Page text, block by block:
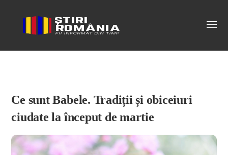
Stiri Romania
Ce sunt Babele. Tradiții și obiceiuri
ciudate la început de martie